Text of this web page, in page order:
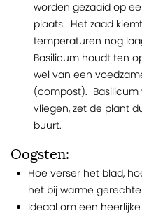
worden gezaaid op
plaats. Het zaad
temperaturen nog
Basilicum houdt ten
wel van een
(compost). Basilicum
vliegen, zet de plant
buurt.
Oogsten:
Hoe verser het blad,
het bij warme
Ideaal om een